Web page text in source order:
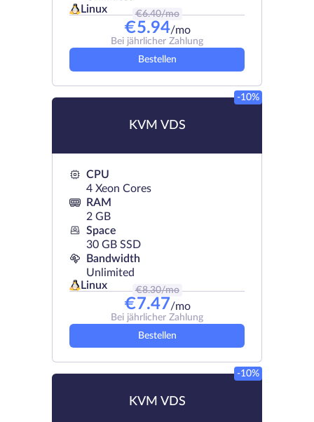
Linux
€6.40/mo
€5.94/mo
Bei jährlicher Zahlung
Bestellen
KVM VDS
-10%
CPU
4 Xeon Cores
RAM
2 GB
Space
30 GB SSD
Bandwidth
Unlimited
Linux
€8.30/mo
€7.47/mo
Bei jährlicher Zahlung
Bestellen
KVM VDS
-10%